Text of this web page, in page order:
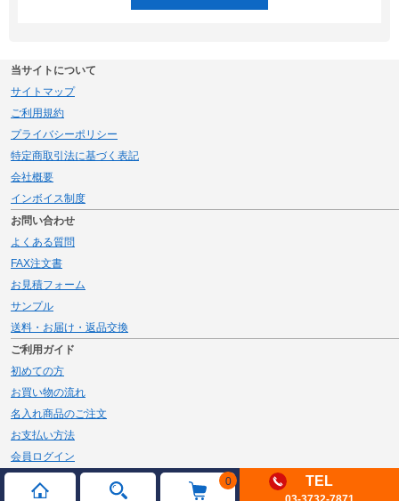
0 TEL
当サイトについて
サイトマップ
ご利用規約
プライバシーポリシー
特定商取引法に基づく表記
会社概要
インボイス制度
お問い合わせ
よくある質問
FAX注文書
お見積フォーム
サンプル
送料・お届け・返品交換
ご利用ガイド
初めての方
お買い物の流れ
名入れ商品のご注文
お支払い方法
会員ログイン
メルマガ登録